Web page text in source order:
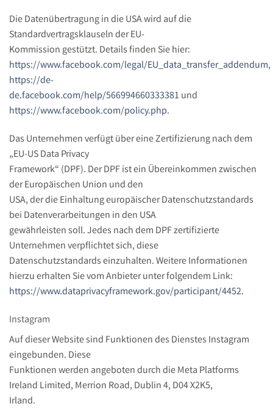
Die Datenübertragung in die USA wird auf die
Standardvertragsklauseln der EU-
Kommission gestützt. Details finden Sie hier:
https://www.facebook.com/legal/EU_data_transfer_addendum,
https://de-
de.facebook.com/help/566994660333381 und
https://www.facebook.com/policy.php.
Das Unternehmen verfügt über eine Zertifizierung nach dem
„EU-US Data Privacy
Framework“ (DPF). Der DPF ist ein Übereinkommen zwischen
der Europäischen Union und den
USA, der die Einhaltung europäischer Datenschutzstandards
bei Datenverarbeitungen in den USA
gewährleisten soll. Jedes nach dem DPF zertifizierte
Unternehmen verpflichtet sich, diese
Datenschutzstandards einzuhalten. Weitere Informationen
hierzu erhalten Sie vom Anbieter unter folgendem Link:
https://www.dataprivacyframework.gov/participant/4452.
Instagram
Auf dieser Website sind Funktionen des Dienstes Instagram
eingebunden. Diese
Funktionen werden angeboten durch die Meta Platforms
Ireland Limited, Merrion Road, Dublin 4, D04 X2K5,
Irland.